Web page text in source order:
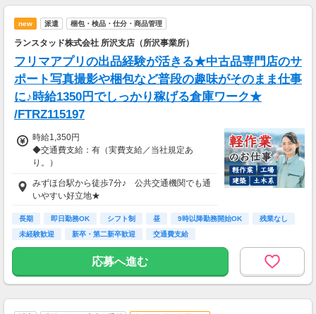
new 派遣 梱包・検品・仕分・商品管理
ランスタッド株式会社 所沢支店（所沢事業所）
フリマアプリの出品経験が活きる★中古品専門店のサ
ポート写真撮影や梱包など普段の趣味がそのまま仕事
に♪時給1350円でしっかり稼げる倉庫ワーク★
/FTRZ115197
時給1,350円
◆交通費支給：有（実費支給／当社規定あ
り。）
月収例：226,800円＝1,350円×8時間×21日勤務
の場合＋交通費別途支給
みずほ台駅から徒歩7分♪ 公共交通機関でも通
いやすい好立地★
長期 即日勤務OK シフト制 昼 9時以降勤務開始OK
残業なし
未経験歓迎
新卒・第二新卒歓迎 交通費支給
応募へ進む